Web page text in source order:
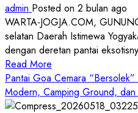
admin Posted on 2 bulan ago
WARTA-JOGJA.COM,
selatan Daerah Istimewa
dengan deretan pantai
Read More
more
about
ON
Pantai Goa Cemara
Modern, Camping Ground, dan